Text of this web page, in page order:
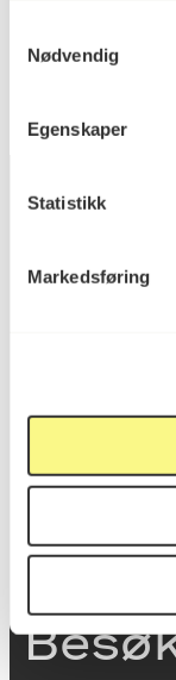
Nødvendig
Egenskaper
Statistikk
Markedsføring
0130 Oslo
post@koro.no